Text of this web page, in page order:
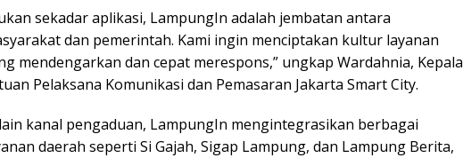
sekadar aplikasi, LampungIn adalah jembatan antara
dan pemerintah. Kami ingin menciptakan kultur layanan
mendengarkan dan cepat merespons,” ungkap Wardahnia, Kepala
Pelaksana Komunikasi dan Pemasaran Jakarta Smart City.
kanal pengaduan, LampungIn mengintegrasikan berbagai
daerah seperti Si Gajah, Sigap Lampung, dan Lampung Berita,